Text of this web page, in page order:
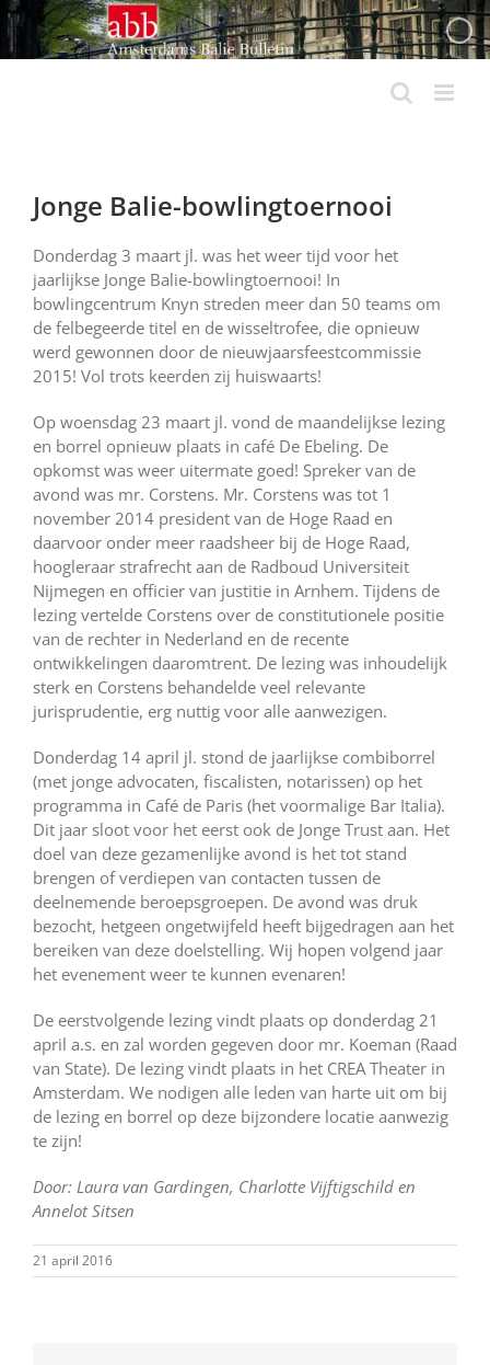
Ga
naar
inhoud
Jonge Balie-bowlingtoernooi
Donderdag 3 maart jl. was het weer tijd voor het
jaarlijkse Jonge Balie-bowlingtoernooi! In
bowlingcentrum Knyn streden meer dan 50 teams om
de felbegeerde titel en de wisseltrofee, die opnieuw
werd gewonnen door de nieuwjaarsfeestcommissie
2015! Vol trots keerden zij huiswaarts!
Op woensdag 23 maart jl. vond de maandelijkse lezing
en borrel opnieuw plaats in café De Ebeling. De
opkomst was weer uitermate goed! Spreker van de
avond was mr. Corstens. Mr. Corstens was tot 1
november 2014 president van de Hoge Raad en
daarvoor onder meer raadsheer bij de Hoge Raad,
hoogleraar strafrecht aan de Radboud Universiteit
Nijmegen en officier van justitie in Arnhem. Tijdens de
lezing vertelde Corstens over de constitutionele positie
van de rechter in Nederland en de recente
ontwikkelingen daaromtrent. De lezing was inhoudelijk
sterk en Corstens behandelde veel relevante
jurisprudentie, erg nuttig voor alle aanwezigen.
Donderdag 14 april jl. stond de jaarlijkse combiborrel
(met jonge advocaten, fiscalisten, notarissen) op het
programma in Café de Paris (het voormalige Bar Italia).
Dit jaar sloot voor het eerst ook de Jonge Trust aan. Het
doel van deze gezamenlijke avond is het tot stand
brengen of verdiepen van contacten tussen de
deelnemende beroepsgroepen. De avond was druk
bezocht, hetgeen ongetwijfeld heeft bijgedragen aan het
bereiken van deze doelstelling. Wij hopen volgend jaar
het evenement weer te kunnen evenaren!
De eerstvolgende lezing vindt plaats op donderdag 21
april a.s. en zal worden gegeven door mr. Koeman (Raad
van State). De lezing vindt plaats in het CREA Theater in
Amsterdam. We nodigen alle leden van harte uit om bij
de lezing en borrel op deze bijzondere locatie aanwezig
te zijn!
Door: Laura van Gardingen, Charlotte Vijftigschild en
Annelot Sitsen
21 april 2016